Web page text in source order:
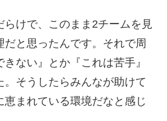
らけで、このまま2チームを見
だと思ったんです。それで周
ない』とか『これは苦手』
。そうしたらみんなが助けて
恵まれている環境だなと感じ